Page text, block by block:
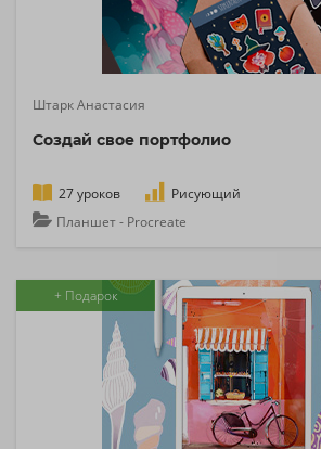
Штарк Анастасия
Создай свое портфолио
27 уроков
Рисующий
Планшет - Procreate
+ Подарок